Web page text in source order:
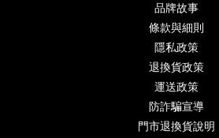
品牌故事
條款與細則
隱私政策
退換貨政策
運送政策
防詐騙宣導
門市退換貨說明